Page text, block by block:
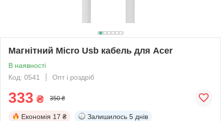
Магнітний Micro Usb кабель для Acer
В наявності
Код: 0541
Опт і роздріб
333 ₴ 350 ₴
Економія 17 ₴ Залишилось 5 днів